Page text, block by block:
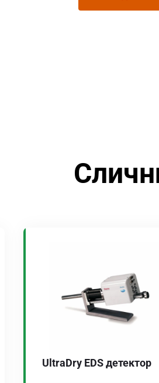
UltraDry EDS детектор